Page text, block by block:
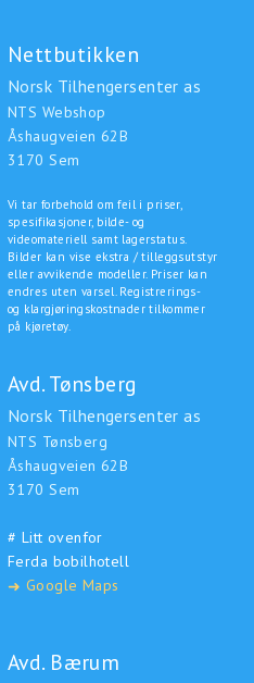
Nettbutikken
Norsk Tilhengersenter as
NTS Webshop
Åshaugveien 62B
3170 Sem
Vi tar forbehold om feil i priser,
spesifikasjoner, bilde- og
videomateriell samt lagerstatus.
Bilder kan vise ekstra / tilleggsutstyr
eller avvikende modeller. Priser kan
endres uten varsel. Registrerings-
og klargjøringskostnader tilkommer
på kjøretøy.
Avd. Tønsberg
Norsk Tilhengersenter as
NTS Tønsberg
Åshaugveien 62B
3170 Sem
# Litt ovenfor
Ferda bobilhotell
➜ Google Maps
Avd. Bærum